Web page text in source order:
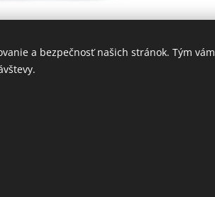
a bezpečnosť našich stránok. Tým vám